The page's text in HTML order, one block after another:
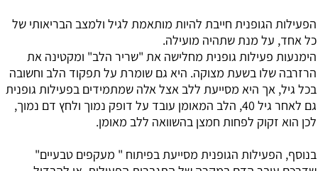
הפעילות הגופנית חייבת להיות מותאמת לגיל ולמצב הבריאותי של
כל אחד, על מנת שתהיה מועילה.
הימנעות פעילות גופנית מחלישה את "שריר הלב" ומקטינה את
הרזרבה שלו בשעת מצוקה. היא גם שומרת על תפקוד הלב וחשובה
בכל גיל, אך היא מסייעת ללב אצל אלה שמתמידים בפעילות גופנית
גם לאחר גיל 40, הלב המאומן עובד על דופק נמוך ולחץ דם נמוך,
לכן הוא זקוק לפחות חמצן בהשוואה ללב מאומן.
בנוסף, הפעילות הגופנית מסייעת בפיתוח " מעקפים טבעיים"